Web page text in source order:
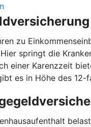
zu
springt die
einer Karenzzeit
es in Höhe des